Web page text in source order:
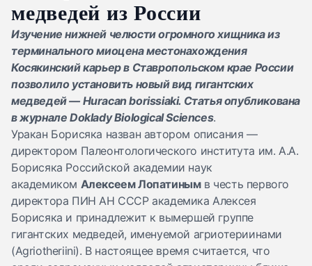
медведей из России
Изучение нижней челюсти огромного хищника из
терминального миоцена местонахождения
Косякинский карьер в Ставропольском крае России
позволило установить новый вид гигантских
медведей — Huracan borissiaki. Статья опубликована
в журнале Doklady Biological Sciences.
Уракан Борисяка назван автором описания —
директором Палеонтологического института им. А.А.
Борисяка Российской академии наук
академиком Алексеем Лопатинымв честь первого
директора ПИН АН СССР академика Алексея
Борисяка и принадлежит к вымершей группе
гигантских медведей, именуемой агриотериинами
(Agriotheriini). В настоящее время считается, что